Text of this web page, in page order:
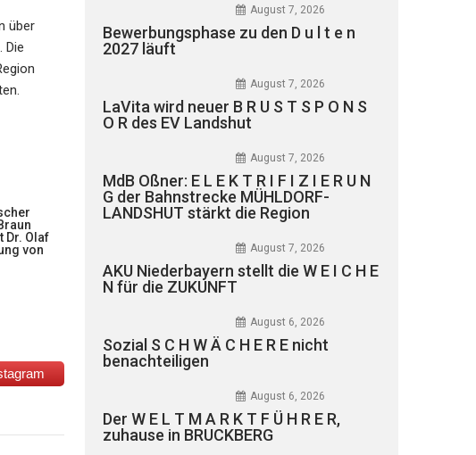
über
Die
Dr. Olaf
von
August 7, 2026
Bewerbungsphase zu den D u l t e n
2027 läuft
August 7, 2026
LaVita wird neuer B R U S T S P O N S
O R des EV Landshut
August 7, 2026
MdB Oßner: E L E K T R I F I Z I E R U N
G der Bahnstrecke MÜHLDORF-
LANDSHUT stärkt die Region
August 7, 2026
AKU Niederbayern stellt die W E I C H E
N für die ZUKUNFT
August 6, 2026
Sozial S C H W Ä C H E R E nicht
benachteiligen
August 6, 2026
Der W E L T M A R K T F Ü H R E R,
zuhause in BRUCKBERG